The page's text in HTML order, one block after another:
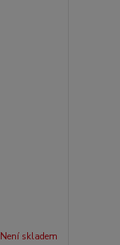
Není skladem